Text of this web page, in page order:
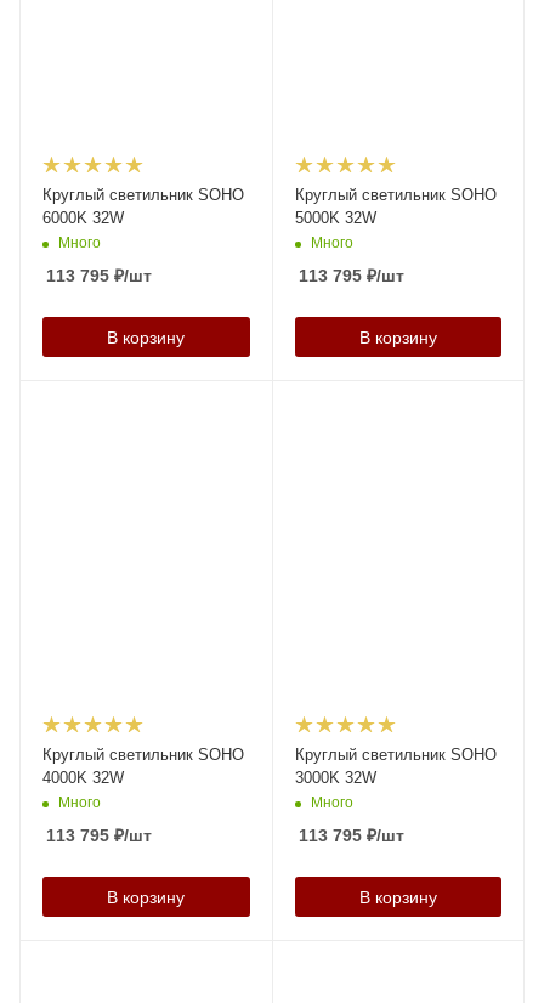
Круглый светильник SOHO
6000K 32W
Много
113 795 ₽/шт
В корзину
Круглый светильник SOHO
5000K 32W
Много
113 795₽/шт
В корзину
Круглый светильник SOHO
4000K 32W
Много
113 795 ₽/шт
В корзину
Круглый светильник SOHO
3000K 32W
Много
113 795₽/шт
В корзину